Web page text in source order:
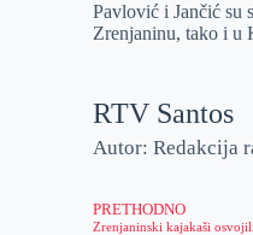
Pavlović i Jančić su
Zrenjaninu, tako i u
RTV Santos
Autor: Redakcija
PRETHODNO
Zrenjaninski kajakaši